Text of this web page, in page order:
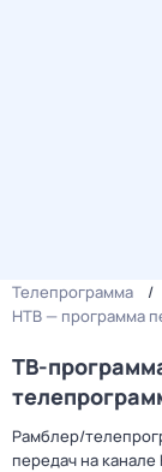
Телепрограмма
НТВ — программа
ТВ-
Рамблер/
передач на